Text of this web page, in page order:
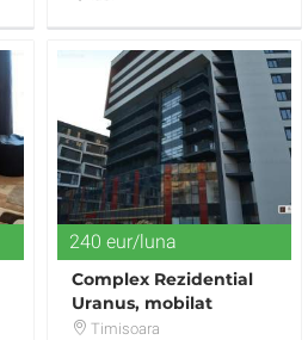
240 eur/luna
Complex Rezidential
Uranus, mobilat
modern. Incl. Ctr.
Timisoara